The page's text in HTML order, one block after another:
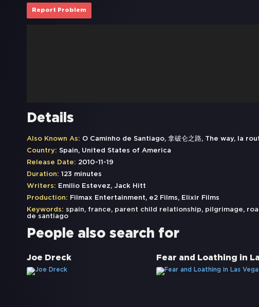
Report Problem
Details
Also Known As: O Caminho de Santiago, 拿破仑之路, The way, la
Country: Spain, United States of America
Release Date: 2010-11-19
Duration: 123 minutes
Writers: Emilio Estevez, Jack Hitt
Production: Filmax Entertainment, e2 Films, Elixir Films
Keywords: spain, france, parent child relationship, pilgrimage,
de santiago
People also search for
Joe Dreck